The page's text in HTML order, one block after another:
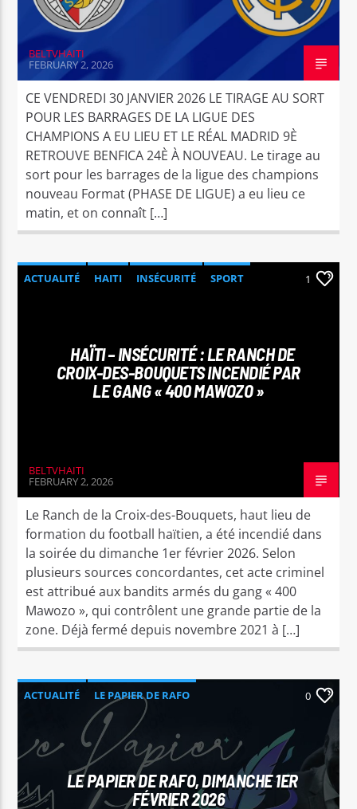
BELTVHAITI
FEBRUARY 2, 2026
CE VENDREDI 30 JANVIER 2026 LE TIRAGE AU SORT
POUR LES BARRAGES DE LA LIGUE DES
CHAMPIONS A EU LIEU ET LE RÉAL MADRID 9È
RETROUVE BENFICA 24È À NOUVEAU. Le tirage au
sort pour les barrages de la ligue des champions
nouveau Format (PHASE DE LIGUE) a eu lieu ce
matin, et on connaît […]
ACTUALITÉ HAITI INSÉCURITÉ SPORT 1
HAÏTI – INSÉCURITÉ : LE RANCH DE
CROIX-DES-BOUQUETS INCENDIÉ PAR
LE GANG « 400 MAWOZO »
BELTVHAITI
FEBRUARY 2, 2026
Le Ranch de la Croix-des-Bouquets, haut lieu de
formation du football haïtien, a été incendié dans
la soirée du dimanche 1er février 2026. Selon
plusieurs sources concordantes, cet acte criminel
est attribué aux bandits armés du gang « 400
Mawozo », qui contrôlent une grande partie de la
zone. Déjà fermé depuis novembre 2021 à […]
ACTUALITÉ LE PAPIER DE RAFO 0
LE PAPIER DE RAFO, DIMANCHE 1ER
FÉVRIER 2026